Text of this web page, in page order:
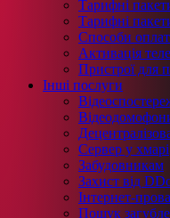
Тарифні
Тарифні
Способи
Активація
Пристрої для
Інші послуги
Сервер у хмарі
Забудовникам
Захист від
Інтернет-
Пошук